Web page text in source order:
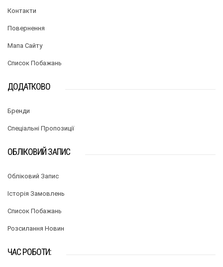
Контакти
Повернення
Мапа Сайту
Список Побажань
ДОДАТКОВО
Бренди
Спеціальні Пропозиції
ОБЛІКОВИЙ ЗАПИС
Обліковий Запис
Історія Замовлень
Список Побажань
Розсилання Новин
ЧАС РОБОТИ: